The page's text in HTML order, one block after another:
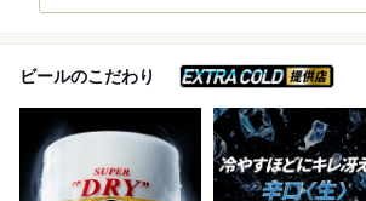
ビールのこだわり